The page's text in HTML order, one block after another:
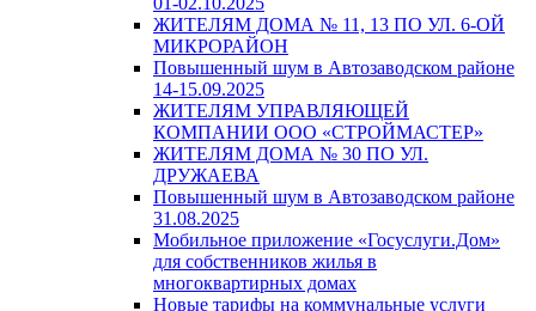
ЖИТЕЛЯМ ДОМА № 11, 13 ПО УЛ. 6-ОЙ
МИКРОРАЙОН
Повышенный шум в Автозаводском районе
14-15.09.2025
ЖИТЕЛЯМ УПРАВЛЯЮЩЕЙ
КОМПАНИИ ООО «СТРОЙМАСТЕР»
ЖИТЕЛЯМ ДОМА № 30 ПО УЛ.
ДРУЖАЕВА
Повышенный шум в Автозаводском районе
31.08.2025
Мобильное приложение «Госуслуги.Дом»
для собственников жилья в
многоквартирных домах
Новые тарифы на коммунальные услуги